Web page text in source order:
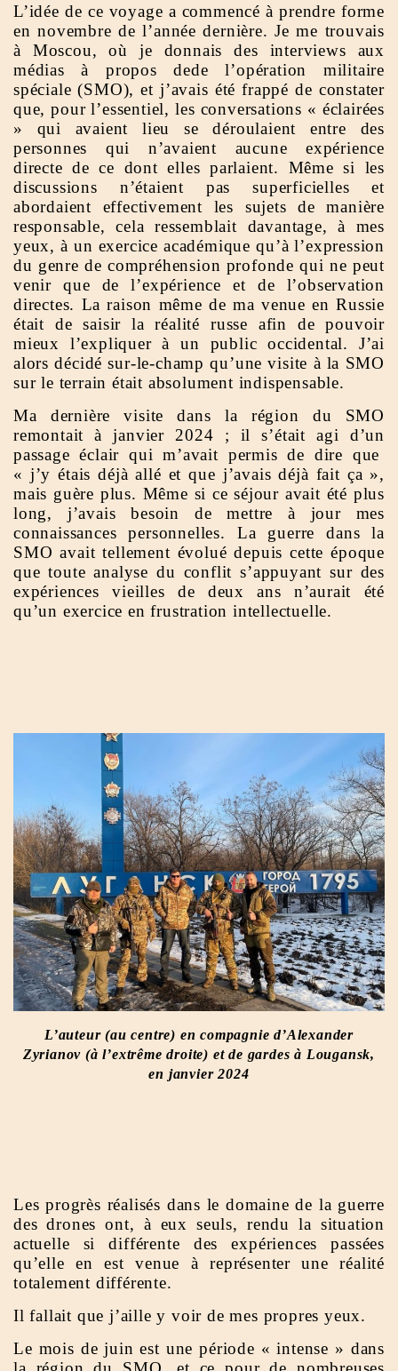
L’idée de ce voyage a commencé à prendre forme
en novembre de l’année dernière. Je me trouvais
à Moscou, où je donnais des interviews aux
médias à propos dede l’opération militaire
spéciale (SMO), et j’avais été frappé de constater
que, pour l’essentiel, les conversations « éclairées
» qui avaient lieu se déroulaient entre des
personnes qui n’avaient aucune expérience
directe de ce dont elles parlaient. Même si les
discussions n’étaient pas superficielles et
abordaient effectivement les sujets de manière
responsable, cela ressemblait davantage, à mes
yeux, à un exercice académique qu’à l’expression
du genre de compréhension profonde qui ne peut
venir que de l’expérience et de l’observation
directes. La raison même de ma venue en Russie
était de saisir la réalité russe afin de pouvoir
mieux l’expliquer à un public occidental. J’ai
alors décidé sur-le-champ qu’une visite à la SMO
sur le terrain était absolument indispensable.
Ma dernière visite dans la région du SMO
remontait à janvier 2024 ; il s’était agi d’un
passage éclair qui m’avait permis de dire que
« j’y étais déjà allé et que j’avais déjà fait ça »,
mais guère plus. Même si ce séjour avait été plus
long, j’avais besoin de mettre à jour mes
connaissances personnelles. La guerre dans la
SMO avait tellement évolué depuis cette époque
que toute analyse du conflit s’appuyant sur des
expériences vieilles de deux ans n’aurait été
qu’un exercice en frustration intellectuelle.
L’auteur (au centre) en compagnie d’Alexander
Zyrianov (à l’extrême droite) et de gardes à Lougansk,
en janvier 2024
Les progrès réalisés dans le domaine de la guerre
des drones ont, à eux seuls, rendu la situation
actuelle si différente des expériences passées
qu’elle en est venue à représenter une réalité
totalement différente.
Il fallait que j’aille y voir de mes propres yeux.
Le mois de juin est une période « intense » dans